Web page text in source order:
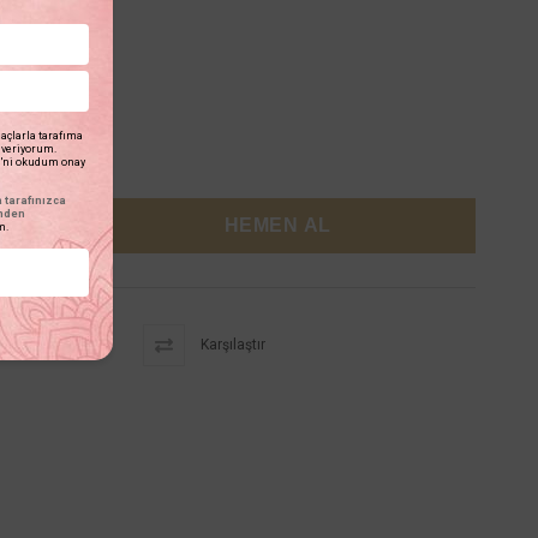
Karşılaştır
tarafıma
'ni okudum onay
tarafınızca